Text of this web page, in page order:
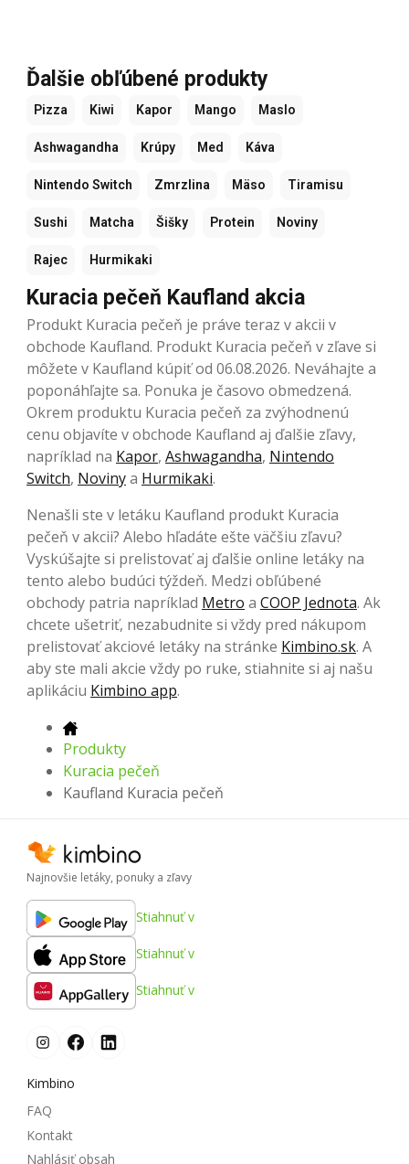
Ďalšie obľúbené produkty
Pizza Kiwi Kapor Mango Maslo
Ashwagandha Krúpy Med Káva
Nintendo Switch Zmrzlina Mäso Tiramisu
Sushi Matcha Šišky Protein Noviny
Rajec Hurmikaki
Kuracia pečeň Kaufland akcia
Produkt Kuracia pečeň je práve teraz v akcii v
obchode Kaufland. Produkt Kuracia pečeň v zľave si
môžete v Kaufland kúpiť od 06.08.2026. Neváhajte a
poponáhľajte sa. Ponuka je časovo obmedzená.
Okrem produktu Kuracia pečeň za zvýhodnenú
cenu objavíte v obchode Kaufland aj ďalšie zľavy,
napríklad na Kapor, Ashwagandha, Nintendo
Switch, Novinya Hurmikaki.
Nenašli ste v letáku Kaufland produkt Kuracia
pečeň v akcii? Alebo hľadáte ešte väčšiu zľavu?
Vyskúšajte si prelistovať aj ďalšie online letáky na
tento alebo budúci týždeň. Medzi obľúbené
obchody patria napríklad Metro a COOP Jednota. Ak
chcete ušetriť, nezabudnite si vždy pred nákupom
prelistovať akciové letáky na stránke Kimbino.sk. A
aby ste mali akcie vždy po ruke, stiahnite si aj našu
aplikáciu Kimbino app.
Produkty
Kuracia pečeň
Kaufland Kuracia pečeň
Najnovšie letáky, ponuky a zľavy
Stiahnuť v
Stiahnuť v
Stiahnuť v
Kimbino
FAQ
Kontakt
Nahlásiť obsah